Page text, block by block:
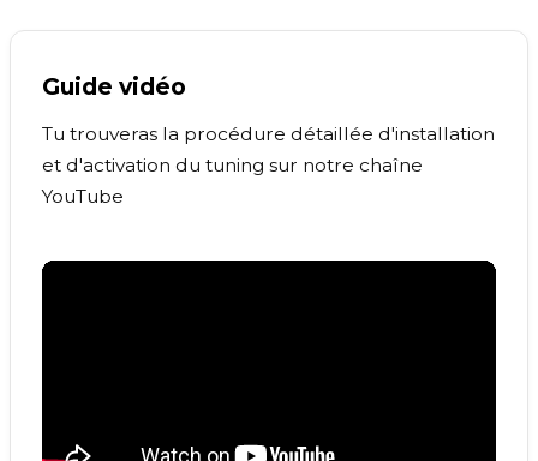
Guide vidéo
Tu trouveras la procédure détaillée d'installation
et d'activation du tuning sur notre chaîne
YouTube